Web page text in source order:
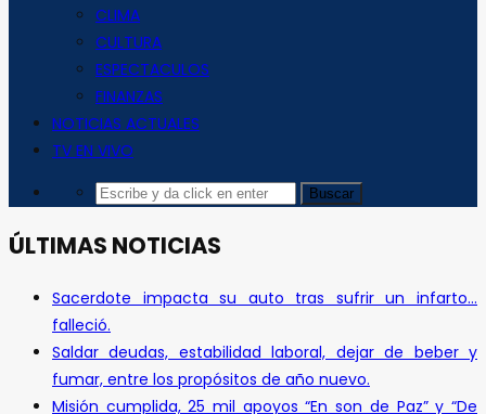
CLIMA
CULTURA
ESPECTACULOS
FINANZAS
NOTICIAS ACTUALES
TV EN VIVO
ÚLTIMAS NOTICIAS
Sacerdote impacta su auto tras sufrir un infarto…
falleció.
Saldar deudas, estabilidad laboral, dejar de beber y
fumar, entre los propósitos de año nuevo.
Misión cumplida, 25 mil apoyos “En son de Paz” y “De